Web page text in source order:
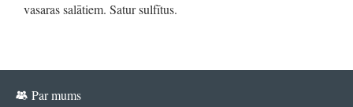
vasaras salātiem. Satur sulfītus.
Par mums